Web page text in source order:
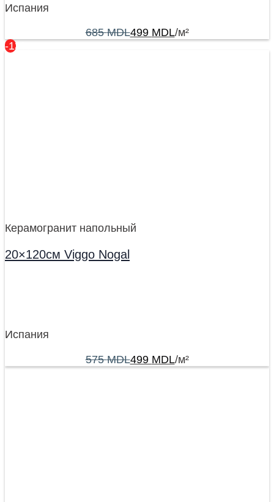
Испания
685MDL499 MDL/м²
-13%
Керамогранит напольный
20×120см Viggo Nogal
Испания
575MDL499 MDL/м²